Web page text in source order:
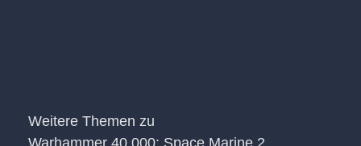
Weitere Themen zu
Warhammer 40,000: Space Marine 2